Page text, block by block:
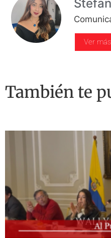
Ver más
También te